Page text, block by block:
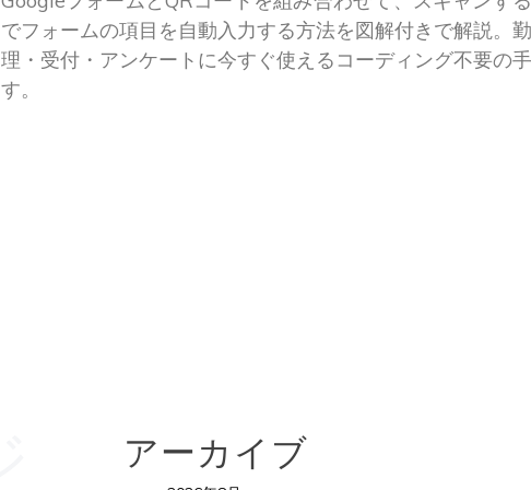
でフォームの項目を自動入力する方法を図解付きで解説。
理・受付・アンケートに今すぐ使えるコーディング不要の
す。
アーカイブ